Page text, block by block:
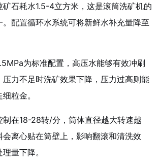
石耗水1.5-4立方米，这是滚筒洗矿机的
。配置循环水系统可将新鲜水补充量降至
为标准配置，高压水能够有效冲刷
压力不足时洗矿效果下降，压力过高则能
粒金。
制在18-28转/分，筒体直径越大转速越
离心贴在筒壁上，影响翻滚和清洗效
量下降。